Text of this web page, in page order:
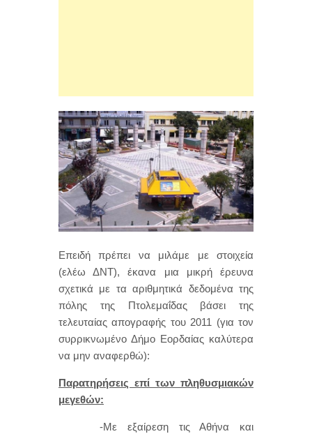
Επειδή πρέπει να μιλάμε με στοιχεία
(ελέω ΔΝΤ), έκανα μια μικρή έρευνα
σχετικά με τα αριθμητικά δεδομένα της
πόλης της Πτολεμαΐδας βάσει της
τελευταίας απογραφής του 2011 (για τον
συρρικνωμένο Δήμο Εορδαίας καλύτερα
να μην αναφερθώ):
Παρατηρήσεις επί των πληθυσμιακών
μεγεθών:
-Με εξαίρεση τις Αθήνα και